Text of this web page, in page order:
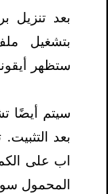
بعد تنزيل
بتشغيل
ستظهر
سيتم أيضًا
بعد
اب على
المحمول